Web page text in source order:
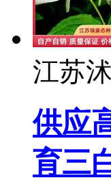
江苏
供应
育三